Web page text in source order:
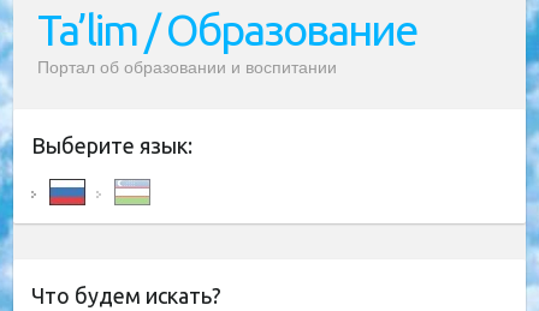
Ta’lim / Образование
Портал об образовании и воспитании
Выберите язык:
Что будем искать?